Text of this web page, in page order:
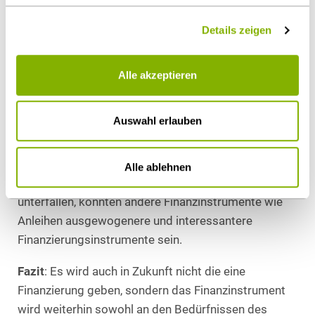
Details zeigen
Alle akzeptieren
Auswahl erlauben
Alle ablehnen
Vermögensanlagengesetz. Sie müssen zudem
diese Finanzierungen aufgrund des Nachrangs bzw.
bedeuten sie aber ein höheres Risiko, wobei Anleger
sich dessen häufig nicht ausreichend bewusst waren
und die Zinsen das Risiko vermutlich nicht
ausreichend reflektiert haben. Sobald diese
Produkte der Prospektpflicht und Mindestlaufzeit
unterfallen, könnten andere Finanzinstrumente wie
Anleihen ausgewogenere und interessantere
Finanzierungsinstrumente sein.
Fazit: Es wird auch in Zukunft nicht die eine
Finanzierung geben, sondern das Finanzinstrument
wird weiterhin sowohl an den Bedürfnissen des